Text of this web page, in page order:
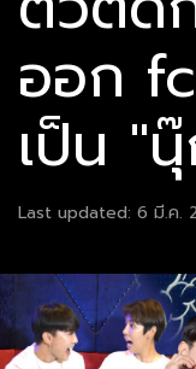
ออก
เป็น "
Last updated: 6 มี.ค.